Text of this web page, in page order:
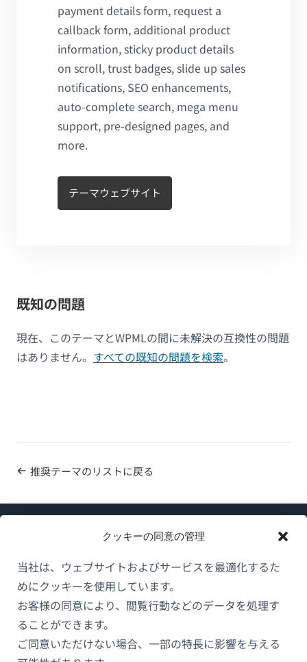
クッキーの同意の管理
当社は、ウェブサイトおよびサービスを最適化するた
めにクッキーを使用しています。
お客様の同意により、閲覧行動などのデータを処理す
ることができます。
ご同意いただけない場合、一部の特長に影響を与える
payment details form, request a
callback form, additional product
information, sticky product details
on scroll, trust badges, slide up sales
notifications, SEO enhancements,
auto-complete search, mega menu
support, pre-designed pages, and
more.
テーマウェブサイト
既知の問題
現在、このテーマとWPMLの間に未解決の互換性の問題
はありません。 すべての既知の問題を検索。
推奨テーマのリストに戻る
WPMLについて
GDPRおよびプライバシーポリシー
チームに参加（新